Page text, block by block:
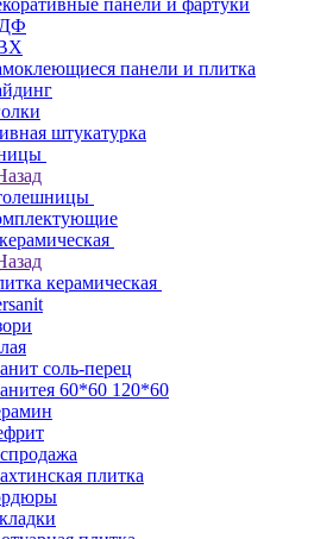
панели и фартуки
панели и плитка
штукатурка
керамическая
соль-перец
60*60 120*60
плитка